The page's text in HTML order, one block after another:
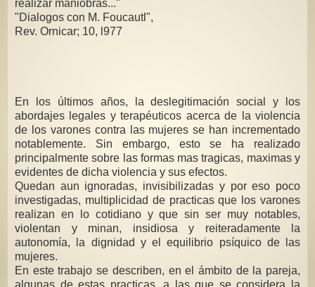
realizar maniobras..."
"Dialogos con M. Foucautl",
Rev. Ornicar; 10, l977
En los últimos años, la deslegitimación social y los
abordajes legales y terapéuticos acerca de la violencia
de los varones contra las mujeres se han incrementado
notablemente. Sin embargo, esto se ha realizado
principalmente sobre las formas mas tragicas, maximas y
evidentes de dicha violencia y sus efectos.
Quedan aun ignoradas, invisibilizadas y por eso poco
investigadas, multiplicidad de practicas que los varones
realizan en lo cotidiano y que sin ser muy notables,
violentan y minan, insidiosa y reiteradamente la
autonomía, la dignidad y el equilibrio psíquico de las
mujeres.
En este trabajo se describen, en el ámbito de la pareja,